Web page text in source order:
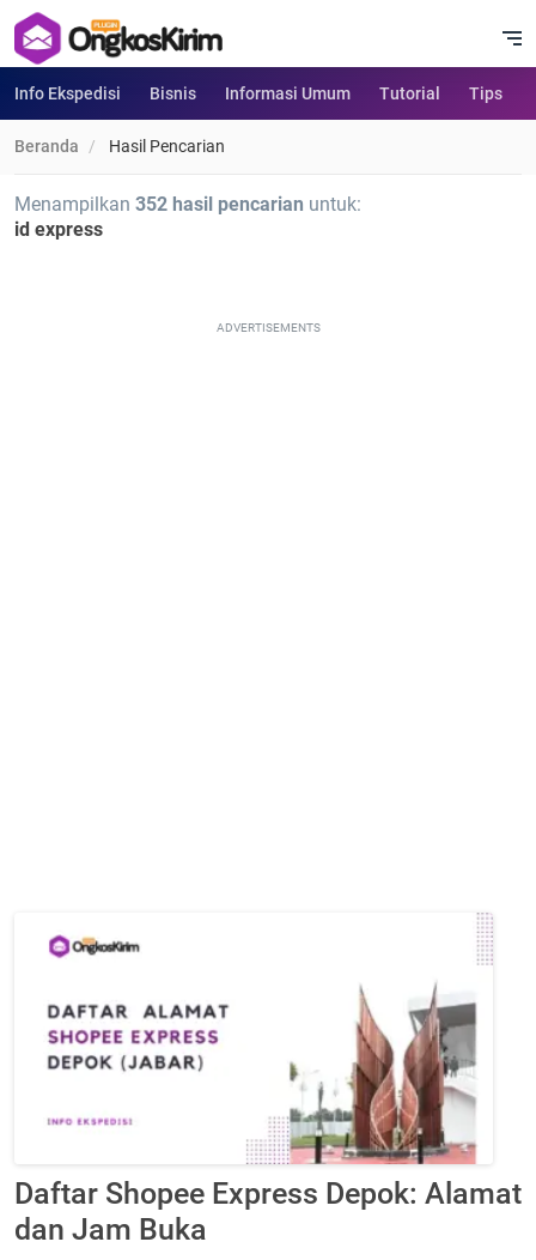
Info Ekspedisi Bisnis Informasi Umum Tutorial Tips
Beranda Hasil Pencarian
Menampilkan 352 hasil pencarian untuk:
id express
ADVERTISEMENTS
Daftar Shopee Express Depok: Alamat
dan Jam Buka